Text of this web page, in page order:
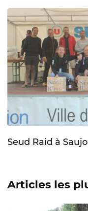
Seud Raid à
Articles les